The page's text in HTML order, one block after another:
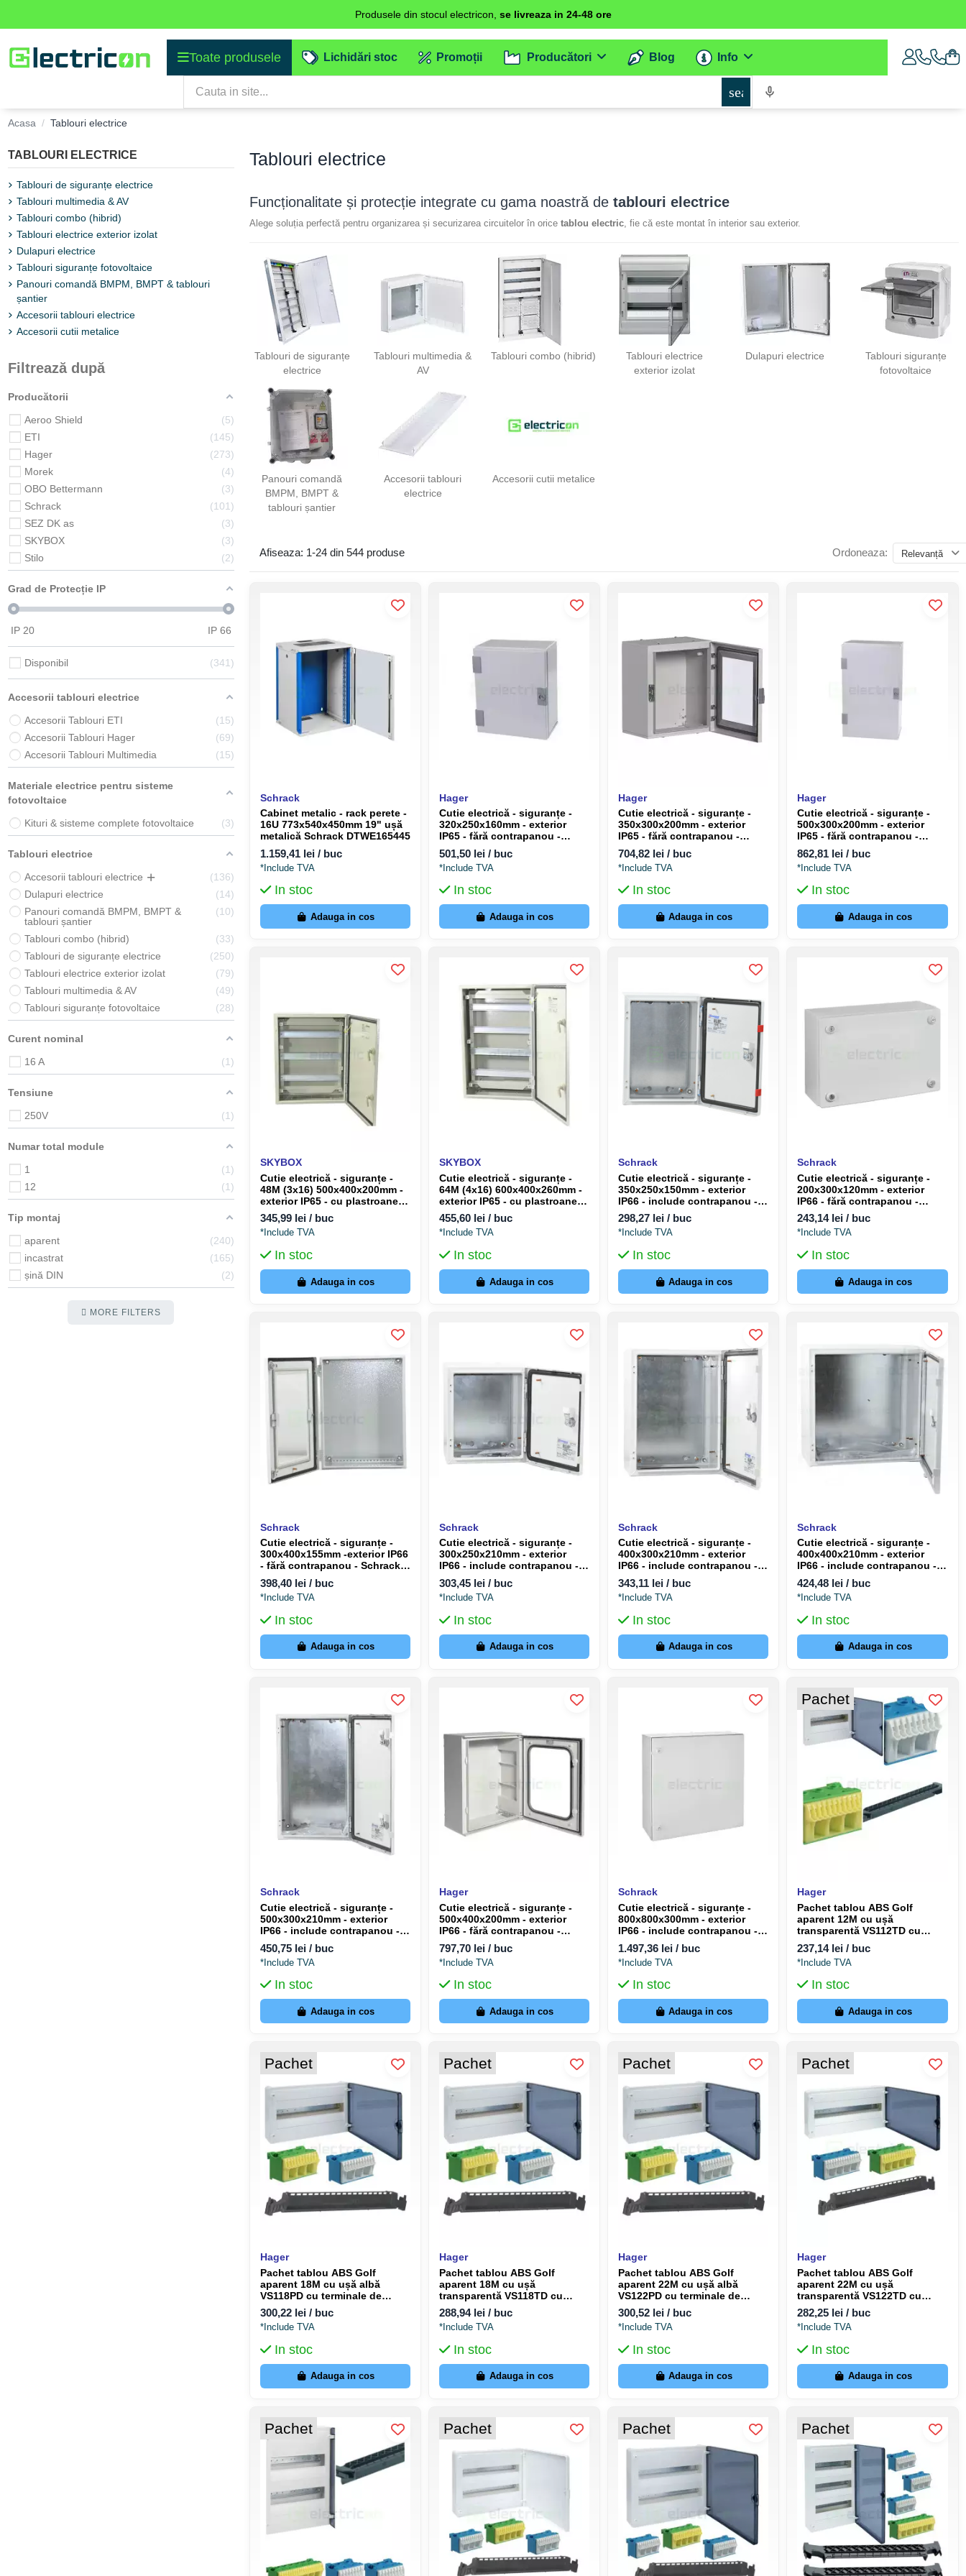
Produsele din stocul electricon, se livreaza in 24-48 ore
Toate produsele Lichidări stoc Promoții Producători Blog Info
search
Acasa Tablouri electrice
Tablouri electrice
Funcționalitate și protecție integrate cu gama noastră de tablouri electrice
Alege soluția perfectă pentru organizarea și securizarea circuitelor în orice tablou electric, fie că este montat în interior sau exterior.
Tablouri de siguranțe
electrice
Tablouri multimedia &
AV
Tablouri combo (hibrid)
Tablouri electrice
exterior izolat
Dulapuri electrice
Tablouri siguranțe
fotovoltaice
Panouri comandă
BMPM, BMPT &
tablouri șantier
Accesorii tablouri
electrice
Accesorii cutii metalice
Afiseaza: 1-24 din 544 produse Ordoneaza: Relevanță
Schrack
Cabinet metalic - rack perete -
16U 773x540x450mm 19" ușă
metalică Schrack DTWE165445
1.159,41 lei / buc
*Include TVA
In stoc
Adauga in cos
Hager
Cutie electrică - siguranțe -
320x250x160mm - exterior
IP65 - fără contrapanou -
Hager Orion+ FL102A
501,50 lei / buc
*Include TVA
In stoc
Adauga in cos
Hager
Cutie electrică - siguranțe -
350x300x200mm - exterior
IP65 - fără contrapanou -
Hager Orion+ FL155A
704,82 lei / buc
*Include TVA
In stoc
Adauga in cos
Hager
Cutie electrică - siguranțe -
500x300x200mm - exterior
IP65 - fără contrapanou -
Hager Orion+ FL110A
862,81 lei / buc
*Include TVA
In stoc
Adauga in cos
SKYBOX
Cutie electrică - siguranțe -
48M (3x16) 500x400x200mm -
exterior IP65 - cu plastroane -
SKYBOX SKY510
345,99 lei / buc
*Include TVA
In stoc
Adauga in cos
SKYBOX
Cutie electrică - siguranțe -
64M (4x16) 600x400x260mm -
exterior IP65 - cu plastroane -
SKYBOX SKY511
455,60 lei / buc
*Include TVA
In stoc
Adauga in cos
Schrack
Cutie electrică - siguranțe -
350x250x150mm - exterior
IP66 - include contrapanou -
Schrack WSA3525150
298,27 lei / buc
*Include TVA
In stoc
Adauga in cos
Schrack
Cutie electrică - siguranțe -
200x300x120mm - exterior
IP66 - fără contrapanou -
Schrack WKA203012
243,14 lei / buc
*Include TVA
In stoc
Adauga in cos
Schrack
Cutie electrică - siguranțe -
300x400x155mm -exterior IP66
- fără contrapanou - Schrack
WKA304015G
398,40 lei / buc
*Include TVA
In stoc
Adauga in cos
Schrack
Cutie electrică - siguranțe -
300x250x210mm - exterior
IP66 - include contrapanou -
Schrack WSA3025210
303,45 lei / buc
*Include TVA
In stoc
Adauga in cos
Schrack
Cutie electrică - siguranțe -
400x300x210mm - exterior
IP66 - include contrapanou -
Schrack WSA4030210
343,11 lei / buc
*Include TVA
In stoc
Adauga in cos
Schrack
Cutie electrică - siguranțe -
400x400x210mm - exterior
IP66 - include contrapanou -
Schrack WSA4040210
424,48 lei / buc
*Include TVA
In stoc
Adauga in cos
Schrack
Cutie electrică - siguranțe -
500x300x210mm - exterior
IP66 - include contrapanou -
Schrack WSA5030210
450,75 lei / buc
*Include TVA
In stoc
Adauga in cos
Hager
Cutie electrică - siguranțe -
500x400x200mm - exterior
IP66 - fără contrapanou -
Hager Orion+ FL263B
797,70 lei / buc
*Include TVA
In stoc
Adauga in cos
Schrack
Cutie electrică - siguranțe -
800x800x300mm - exterior
IP66 - include contrapanou -
Schrack WSA8080300
1.497,36 lei / buc
*Include TVA
In stoc
Adauga in cos
Pachet
Hager
Pachet tablou ABS Golf
aparent 12M cu ușă
transparentă VS112TD cu
terminale de împământare
QuickConnect
237,14 lei / buc
*Include TVA
In stoc
Adauga in cos
Pachet
Hager
Pachet tablou ABS Golf
aparent 18M cu ușă albă
VS118PD cu terminale de
împământare QuickConnect
300,22 lei / buc
*Include TVA
In stoc
Adauga in cos
Pachet
Hager
Pachet tablou ABS Golf
aparent 18M cu ușă
transparentă VS118TD cu
terminale de împământare
QuickConnect
288,94 lei / buc
*Include TVA
In stoc
Adauga in cos
Pachet
Hager
Pachet tablou ABS Golf
aparent 22M cu ușă albă
VS122PD cu terminale de
împământare QuickConnect
300,52 lei / buc
*Include TVA
In stoc
Adauga in cos
Pachet
Hager
Pachet tablou ABS Golf
aparent 22M cu ușă
transparentă VS122TD cu
terminale de împământare
QuickConnect
282,25 lei / buc
*Include TVA
In stoc
Adauga in cos
Pachet Pachet Pachet Pachet
TABLOURI ELECTRICE
Tablouri de siguranțe electrice
Tablouri multimedia & AV
Tablouri combo (hibrid)
Tablouri electrice exterior izolat
Dulapuri electrice
Tablouri siguranțe fotovoltaice
Panouri comandă BMPM, BMPT & tablouri
șantier
Accesorii tablouri electrice
Accesorii cutii metalice
Filtrează după
Producătorii
Aeroo Shield
5
ETI
145
Hager
273
Morek
4
OBO Bettermann
3
Schrack
101
SEZ DK as
3
SKYBOX
3
Stilo
2
Grad de Protecție IP
IP 20 IP 66
Disponibil 341
Accesorii tablouri electrice
Accesorii Tablouri ETI
15
Accesorii Tablouri Hager
69
Accesorii Tablouri Multimedia
15
Materiale electrice pentru sisteme
fotovoltaice
Kituri & sisteme complete fotovoltaice
3
Tablouri electrice
Accesorii tablouri electrice
136
Dulapuri electrice
14
Panouri comandă BMPM, BMPT &
tablouri șantier
10
Tablouri combo (hibrid)
33
Tablouri de siguranțe electrice
250
Tablouri electrice exterior izolat
79
Tablouri multimedia & AV
49
Tablouri siguranțe fotovoltaice
28
Curent nominal
16 A
1
Tensiune
250V
1
Numar total module
1
1
12
1
Tip montaj
aparent
240
incastrat
165
șină DIN
2
MORE FILTERS